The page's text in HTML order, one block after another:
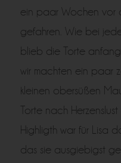
ein paar Wochen vor
gefahren. Wie bei
blieb die Torte
wir machten ein paar
kleinen obersüßen
Torte nach
Highligth war für Lisa
das sie ausgiebigst